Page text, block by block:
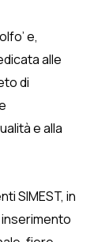
e,
alle
di
e alla
SIMEST, in
inserimento